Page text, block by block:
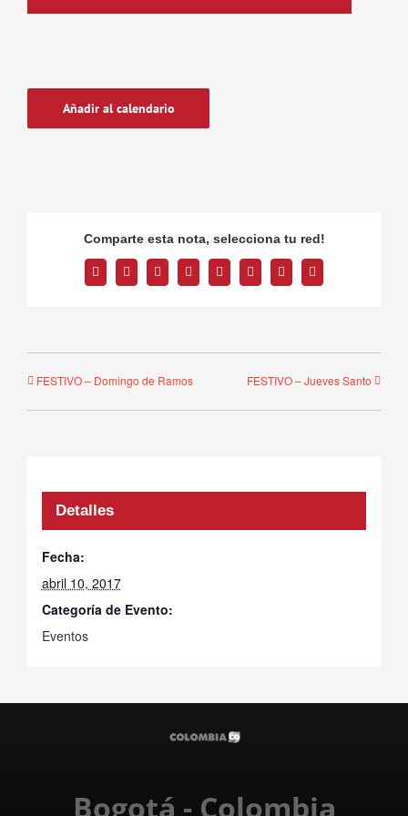
Añadir al calendario
Comparte esta nota, selecciona tu red!
FacebookTwitterRedditLinkedInTumblrPinterest
Vk
Correo
electrónico
FESTIVO – Domingo de Ramos FESTIVO – Jueves Santo
Detalles
Fecha:
abril 10, 2017
Categoría de Evento:
Eventos
Bogotá - Colombia